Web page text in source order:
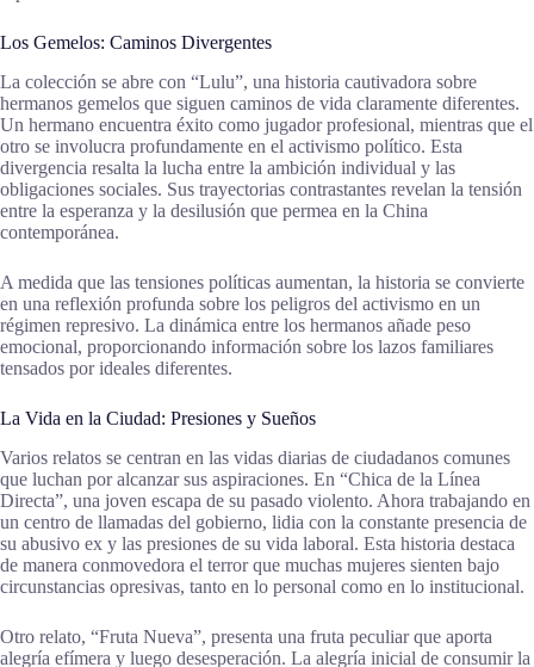
Los Gemelos: Caminos Divergentes
La colección se abre con “Lulu”, una historia cautivadora sobre
hermanos gemelos que siguen caminos de vida claramente diferentes.
Un hermano encuentra éxito como jugador profesional, mientras que el
otro se involucra profundamente en el activismo político. Esta
divergencia resalta la lucha entre la ambición individual y las
obligaciones sociales. Sus trayectorias contrastantes revelan la tensión
entre la esperanza y la desilusión que permea en la China
contemporánea.
A medida que las tensiones políticas aumentan, la historia se convierte
en una reflexión profunda sobre los peligros del activismo en un
régimen represivo. La dinámica entre los hermanos añade peso
emocional, proporcionando información sobre los lazos familiares
tensados por ideales diferentes.
La Vida en la Ciudad: Presiones y Sueños
Varios relatos se centran en las vidas diarias de ciudadanos comunes
que luchan por alcanzar sus aspiraciones. En “Chica de la Línea
Directa”, una joven escapa de su pasado violento. Ahora trabajando en
un centro de llamadas del gobierno, lidia con la constante presencia de
su abusivo ex y las presiones de su vida laboral. Esta historia destaca
de manera conmovedora el terror que muchas mujeres sienten bajo
circunstancias opresivas, tanto en lo personal como en lo institucional.
Otro relato, “Fruta Nueva”, presenta una fruta peculiar que aporta
alegría efímera y luego desesperación. La alegría inicial de consumir la